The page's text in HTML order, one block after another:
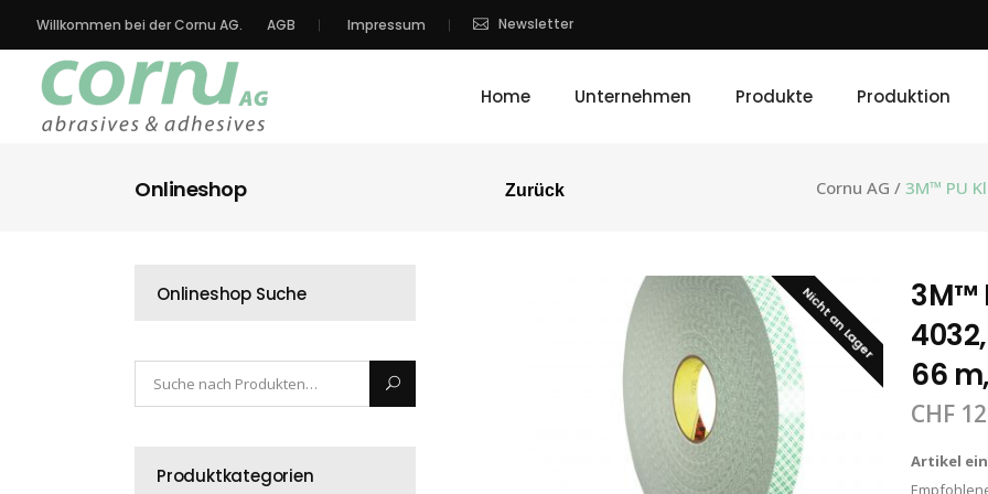
Willkommen bei der Cornu AG. AGB Impressum Newsletter
Home Unternehmen Produkte Produktion
Onlineshop Cornu AG / 3M™ PU
Zurück
Onlineshop Suche
Produktkategorien
Nicht an Lager
3M™
66
CHF
Artikel